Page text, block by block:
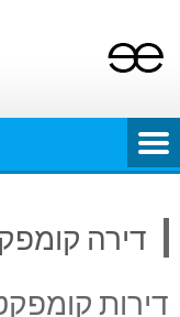
content
דירה